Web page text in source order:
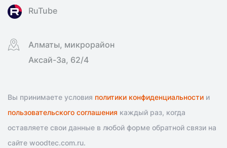
RuTube
Алматы, микрорайон
Аксай-3а, 62/4
Вы принимаете условия политики конфиденциальности и
пользовательского соглашения каждый раз, когда
оставляете свои данные в любой форме обратной связи на
сайте woodtec.com.ru.